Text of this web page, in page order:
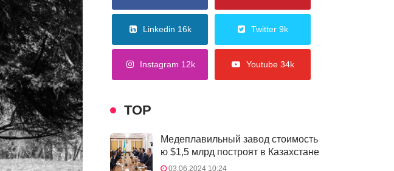
Linkedin 16k Twitter 9k
Instagram 12k Youtube 34k
TOP
Медеплавильный завод стоимость
ю $1,5 млрд построят в Казахстане
03.06.2024 10:24